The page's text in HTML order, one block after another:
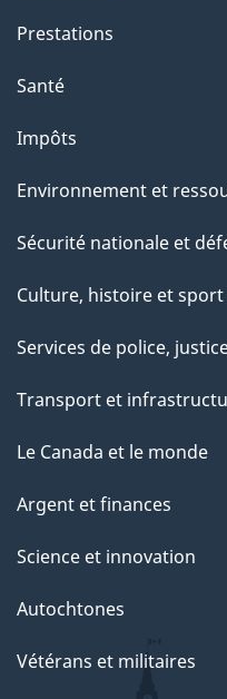
"
Prestations
Santé
Impôts
Environnement et
Sécurité nationale et
Culture, histoire et sport
Services de police,
Transport et
Le Canada et le monde
Argent et finances
Science et innovation
Autochtones
Vétérans et militaires